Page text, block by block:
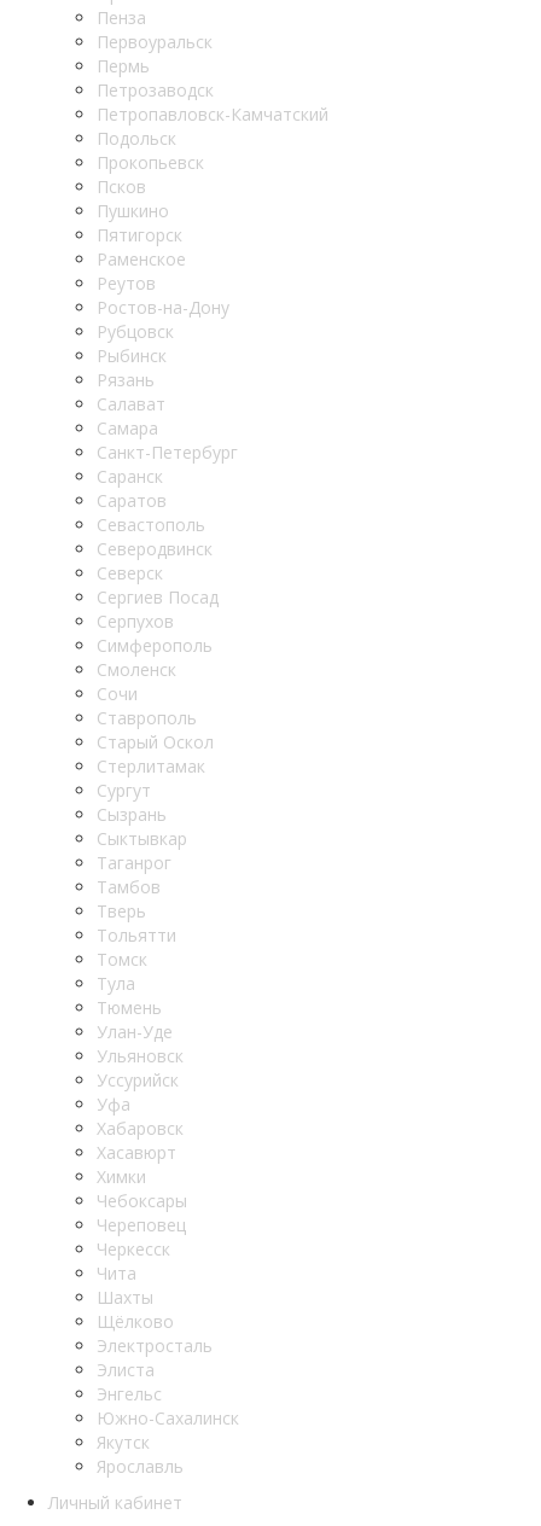
Пенза
Первоуральск
Пермь
Петрозаводск
Петропавловск-Камчатский
Подольск
Прокопьевск
Псков
Пушкино
Пятигорск
Раменское
Реутов
Ростов-на-Дону
Рубцовск
Рыбинск
Рязань
Салават
Самара
Санкт-Петербург
Саранск
Саратов
Севастополь
Северодвинск
Северск
Сергиев Посад
Серпухов
Симферополь
Смоленск
Сочи
Ставрополь
Старый Оскол
Стерлитамак
Сургут
Сызрань
Сыктывкар
Таганрог
Тамбов
Тверь
Тольятти
Томск
Тула
Тюмень
Улан-Уде
Ульяновск
Уссурийск
Уфа
Хабаровск
Хасавюрт
Химки
Чебоксары
Череповец
Черкесск
Чита
Шахты
Щёлково
Электросталь
Элиста
Энгельс
Южно-Сахалинск
Якутск
Ярославль
Личный кабинет